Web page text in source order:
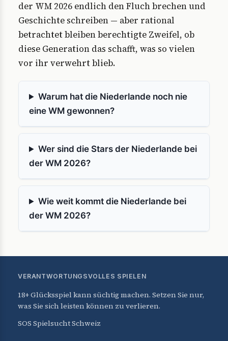
der WM 2026 endlich den Fluch brechen und
Geschichte schreiben — aber rational
betrachtet bleiben berechtigte Zweifel, ob
diese Generation das schafft, was so vielen
vor ihr verwehrt blieb.
Warum hat die Niederlande noch nie
eine WM gewonnen?
Wer sind die Stars der Niederlande bei
der WM 2026?
Wie weit kommt die Niederlande bei
der WM 2026?
VERANTWORTUNGSVOLLES SPIELEN
18+ Glücksspiel kann süchtig machen. Setzen Sie nur,
was Sie sich leisten können zu verlieren.
SOS Spielsucht Schweiz